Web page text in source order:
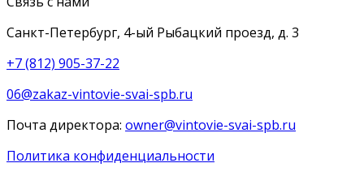
Санкт-Петербург, 4-ый Рыбацкий проезд, д. 3
+7 (812) 905-37-22
06@zakaz-vintovie-svai-spb.ru
Почта директора: owner@vintovie-svai-spb.ru
Политика конфиденциальности